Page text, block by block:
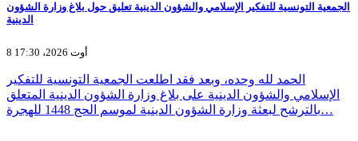
الجمعية التونسية للتفكير الإسلامي والشؤون الدينية تعليق حول بلاغ وزارة الشؤون
الدينية
8 أوت 2026، 17:30
الحمد لله وحده، وبعد فقد اطلعت الجمعية التونسية للتفكير
الإسلامي والشؤون الدينية على بلاغ وزارة الشؤون الدينية المتعلق
بالترشح لبعثة وزارة الشؤون الدينية لموسم الحج 1448 للهجرة…